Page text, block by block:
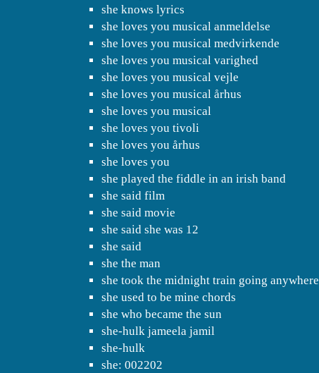
she knows lyrics
she loves you musical anmeldelse
she loves you musical medvirkende
she loves you musical varighed
she loves you musical vejle
she loves you musical århus
she loves you musical
she loves you tivoli
she loves you århus
she loves you
she played the fiddle in an irish band
she said film
she said movie
she said she was 12
she said
she the man
she took the midnight train going anywhere
she used to be mine chords
she who became the sun
she-hulk jameela jamil
she-hulk
she: 002202